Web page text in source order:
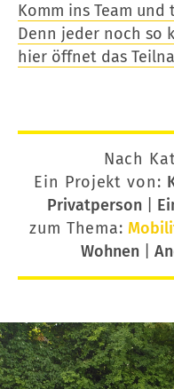
Komm ins Team
Denn jeder noch so
hier öffnet das
Nach
Ein Projekt von:
Privatperson|
zum Thema:
Wohnen|